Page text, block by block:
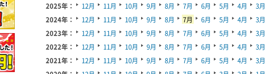
2025年：
12月 11月 10月 9月 8月 7月 6月 5月 4月 3月
2024年：
12月 11月 10月 9月 8月 7月 6月 5月 4月 3月
2023年：
12月 11月 10月 9月 8月 7月 6月 5月 4月 3月
2022年：
12月 11月 10月 9月 8月 7月 6月 5月 4月 3月
2021年：
12月 11月 10月 9月 8月 7月 6月 5月 4月 3月